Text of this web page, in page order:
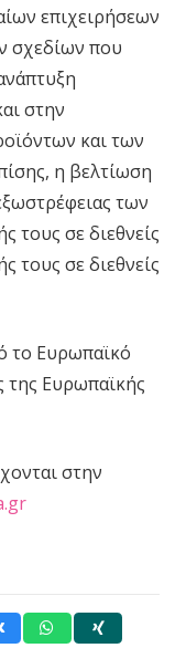
επιχειρήσεων
σχεδίων που
στην
και των
η βελτίωση
των
τους σε διεθνείς
τους σε διεθνείς
το Ευρωπαϊκό
της Ευρωπαϊκής
στην